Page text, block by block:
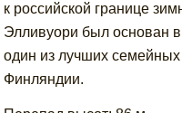
к российской границе
Элливуори был основан в
один из лучших
Финляндии.